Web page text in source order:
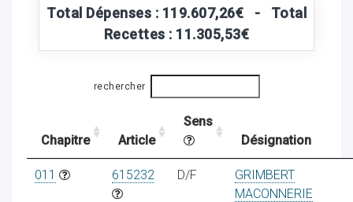
Total Dépenses : 119.607,26€ - Total
Recettes : 11.305,53€
rechercher
Chapitre Article
Sens
Désignation
011 615232 D/F
GRIMBERT
MACONNERIE